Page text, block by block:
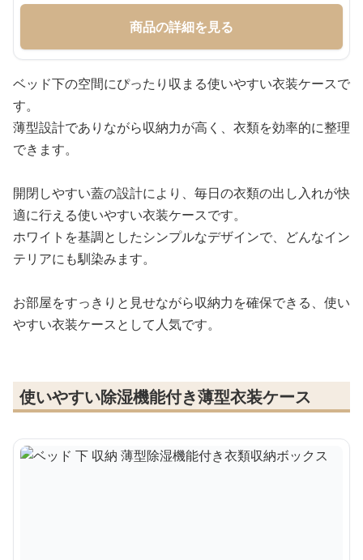
商品の詳細を見る
ベッド下の空間にぴったり収まる使いやすい衣装ケースで
す。
薄型設計でありながら収納力が高く、衣類を効率的に整理
できます。
開閉しやすい蓋の設計により、毎日の衣類の出し入れが快
適に行える使いやすい衣装ケースです。
ホワイトを基調としたシンプルなデザインで、どんなイン
テリアにも馴染みます。
お部屋をすっきりと見せながら収納力を確保できる、使い
やすい衣装ケースとして人気です。
使いやすい除湿機能付き薄型衣装ケース